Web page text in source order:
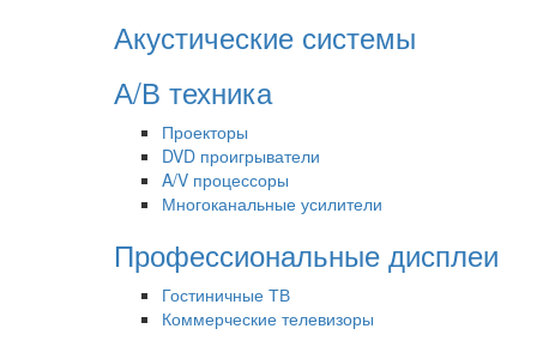
Акустические системы
А/В техника
Проекторы
DVD проигрыватели
A/V процессоры
Многоканальные усилители
Профессиональные дисплеи
Гостиничные ТВ
Коммерческие телевизоры